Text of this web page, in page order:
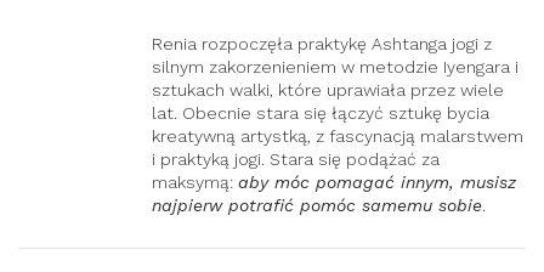
Renia rozpoczęła praktykę Ashtanga jogi z
silnym zakorzenieniem w metodzie Iyengara i
sztukach walki, które uprawiała przez wiele
lat. Obecnie stara się łączyć sztukę bycia
kreatywną artystką, z fascynacją malarstwem
i praktyką jogi. Stara się podążać za
maksymą: aby móc pomagać innym, musisz
najpierw potrafić pomóc samemu sobie.